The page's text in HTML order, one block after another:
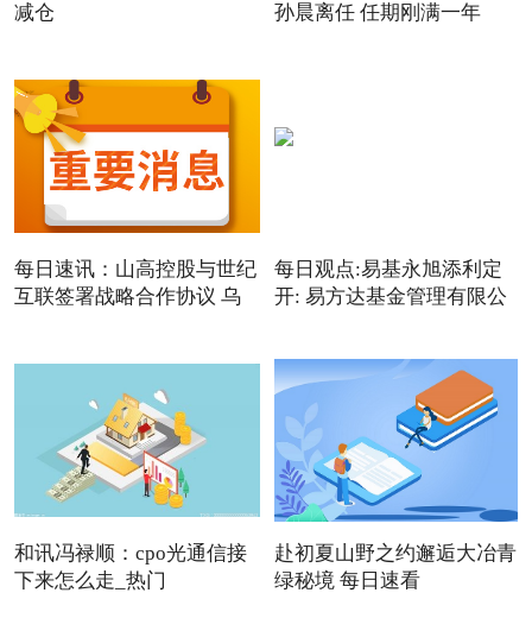
减仓
孙晨离任 任期刚满一年
每日速讯：山高控股与世纪
互联签署战略合作协议 乌
每日观点:易基永旭添利定
开: 易方达基金管理有限公
和讯冯禄顺：cpo光通信接
下来怎么走_热门
赴初夏山野之约邂逅大冶青
绿秘境 每日速看